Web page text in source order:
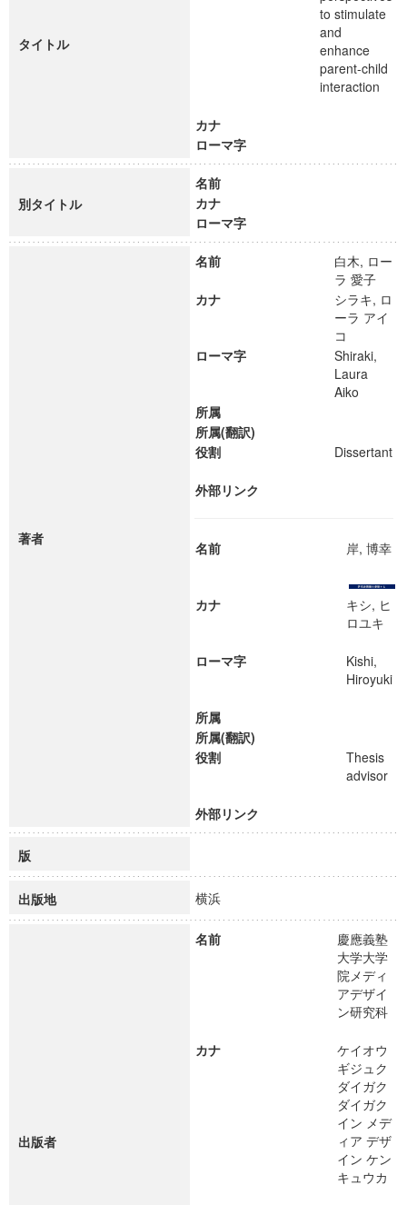
タイトル
to stimulate
and
enhance
parent-child
interaction
カナ
ローマ字
別タイトル
名前
カナ
ローマ字
著者
名前
白木, ロー
ラ 愛子
カナ
シラキ, ロ
ーラ アイ
コ
ローマ字
Shiraki,
Laura
Aiko
所属
所属(翻訳)
役割
Dissertant
外部リンク
名前 岸, 博幸
カナ
キシ, ヒ
ロユキ
ローマ字
Kishi,
Hiroyuki
所属
所属(翻訳)
役割
Thesis
advisor
外部リンク
版
出版地 横浜
出版者
名前
慶應義塾
大学大学
院メディ
アデザイ
ン研究科
カナ
ケイオウ
ギジュク
ダイガク
ダイガク
イン メデ
ィア デザ
イン ケン
キュウカ